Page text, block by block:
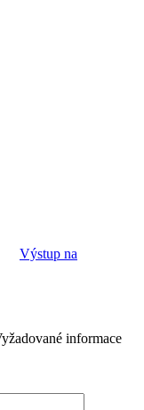
Výstup na
informace